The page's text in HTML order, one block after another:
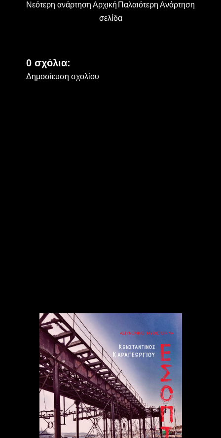
Νεότερη ανάρτηση Παλαιότερη Ανάρτηση
Αρχική
σελίδα
0 σχόλια:
Δημοσίευση σχολίου